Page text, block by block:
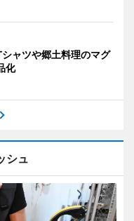
ャツや郷土料理のマグ
化
シュ